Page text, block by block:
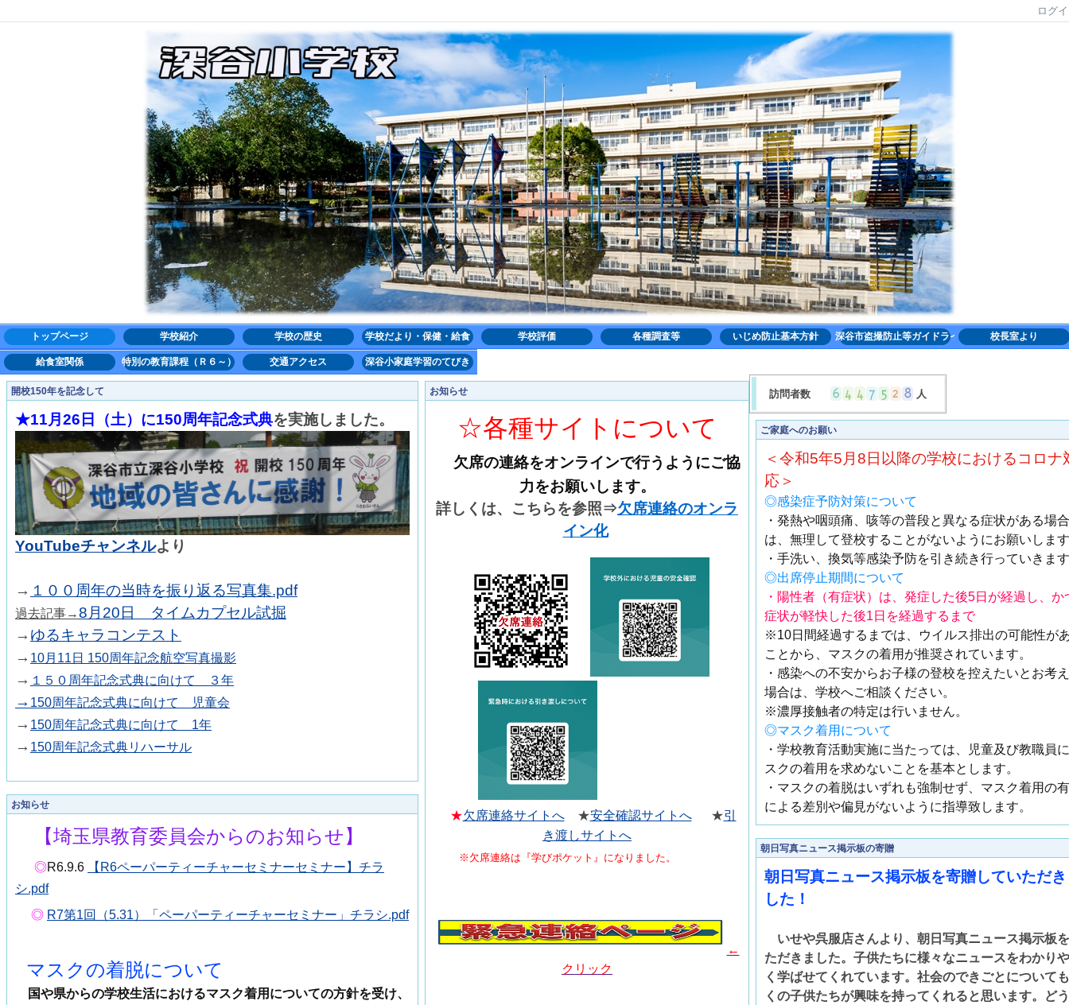
ログ
トップページ 学校紹介 学校の歴史 学校だより・保健・給食 学校評価 各種調査等 いじめ防止基本方針 深谷市盗撮防止等ガイドライン 校長室より
給食室関係 特別の教育課程（Ｒ６～） 交通アクセス 深谷小家庭学習のてびき
開校150年を記念して
★11月26日（土）に150周年記念式典を実施しました。
YouTubeチャンネルより
→ １００周年の当時を振り返る写真集.pdf
過去記事→8月20日 タイムカプセル試掘
→ ゆるキャラコンテスト
→ 10月11日 150周年記念航空写真撮影
→ １５０周年記念式典に向けて ３年
→ 150周年記念式典に向けて 児童会
→ 150周年記念式典に向けて 1年
→ 150周年記念式典リハーサル
お知らせ
【埼玉県教育委員会からのお知らせ】
◎R6.9.6
【R6ペーパーティーチャーセミナーセミナー】チラ
シ.pdf
◎ R7第1回（5.31）「ペーパーティーチャーセミナー」チラシ.pdf
マスクの着脱について
国や県からの学校生活におけるマスク着用についての方針を受け、
お知らせ
☆各種サイトについて
欠席の連絡をオンラインで行うようにご協
力をお願いします。
詳しくは、こちらを参照⇒欠席連絡のオンラ
イン化
★欠席連絡サイトへ★安全確認サイトへ★引
き渡しサイトへ
※欠席連絡は『学びポケット』になりました。
←
クリック
訪問者数 人
ご家庭へのお願い
＜令和5年5月8日以降の学校におけるコロナ
応＞
◎感染症予防対策について
・発熱や咽頭痛、咳等の普段と異なる症状がある場合
は、無理して登校することがないようにお願いしま
・手洗い、換気等感染予防を引き続き行っていきま
◎出席停止期間について
・陽性者（有症状）は、発症した後5日が経過し、か
症状が軽快した後1日を経過するまで
※10日間経過するまでは、ウイルス排出の可能性が
ことから、マスクの着用が推奨されています。
・感染への不安からお子様の登校を控えたいとお考
場合は、学校へご相談ください。
※濃厚接触者の特定は行いません。
◎マスク着用について
・学校教育活動実施に当たっては、児童及び教職員
スクの着用を求めないことを基本とします。
・マスクの着脱はいずれも強制せず、マスク着用の
による差別や偏見がないように指導致します。
朝日写真ニュース掲示板の寄贈
朝日写真ニュース掲示板を寄贈していただ
した！
いせや呉服店さんより、朝日写真ニュース掲示板
ただきました。子供たちに様々なニュースをわかり
く学ばせてくれています。社会のできごとについて
くの子供たちが興味を持ってくれると思います。ど